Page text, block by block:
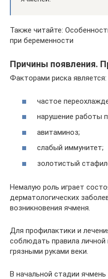
Также читайте:
при беременности
Причины появления.
Факторами риска является:
частое
нарушение работы
авитаминоз;
слабый иммунитет;
золотистый
Немалую роль играет
дерматологических
возникновения ячменя.
Для профилактики и
соблюдать правила личной
грязными руками веки.
В начальной стадии